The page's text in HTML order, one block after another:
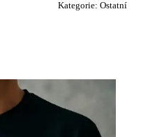
Kategorie: Ostatní